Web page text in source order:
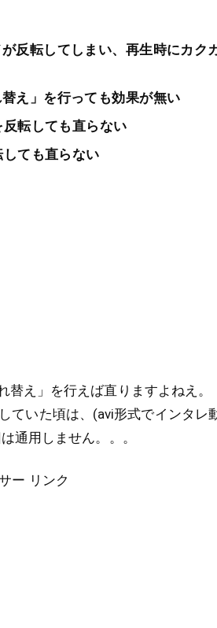
反転してしまい、再生時にカク
え」を行っても効果が無い
転しても直らない
ても直らない
え」を行えば直りますよねえ。
ていた頃は、(avi形式でインタレ
通用しません。。。
ー リンク